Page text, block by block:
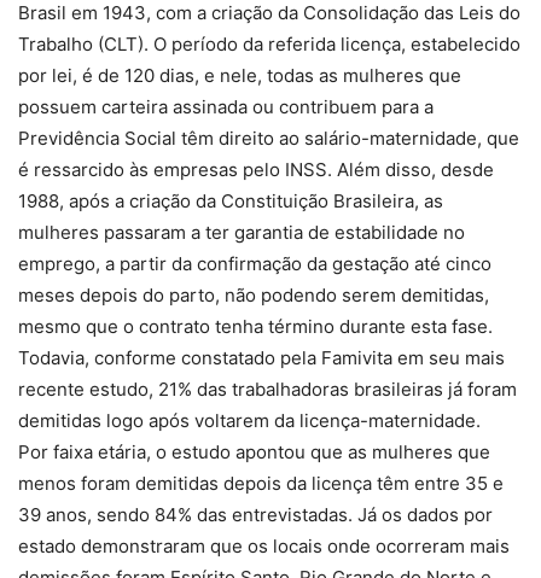
Brasil em 1943, com a criação da Consolidação das Leis do
Trabalho (CLT). O período da referida licença, estabelecido
por lei, é de 120 dias, e nele, todas as mulheres que
possuem carteira assinada ou contribuem para a
Previdência Social têm direito ao salário-maternidade, que
é ressarcido às empresas pelo INSS. Além disso, desde
1988, após a criação da Constituição Brasileira, as
mulheres passaram a ter garantia de estabilidade no
emprego, a partir da confirmação da gestação até cinco
meses depois do parto, não podendo serem demitidas,
mesmo que o contrato tenha término durante esta fase.
Todavia, conforme constatado pela Famivita em seu mais
recente estudo, 21% das trabalhadoras brasileiras já foram
demitidas logo após voltarem da licença-maternidade.
Por faixa etária, o estudo apontou que as mulheres que
menos foram demitidas depois da licença têm entre 35 e
39 anos, sendo 84% das entrevistadas. Já os dados por
estado demonstraram que os locais onde ocorreram mais